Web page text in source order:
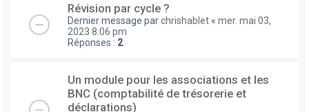
Révision par cycle ?
Dernier message parchrishablet « mer. mai 03,
2023 8:06 pm
Réponses : 2
Un module pour les associations et les
BNC (comptabilité de trésorerie et
déclarations)